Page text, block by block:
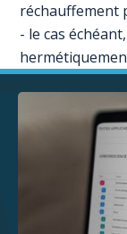
réchauffement
- le cas